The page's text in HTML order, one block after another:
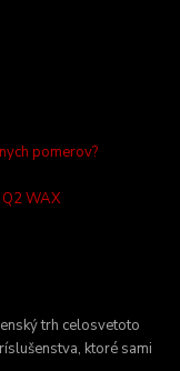
pomerov?
WAX
trh celosvetoto
ktoré sami